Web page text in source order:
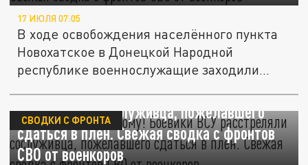
17 ИЮЛЯ 07:05
В ходе освобождения населённого пункта
Новохатское в Донецкой Народной
республике военнослужащие заходили...
Не доставайся никому! Боевики ВСУ
расстреляли сослуживца, пожелавшего
сдаться в плен. Свежая сводка с фронтов
СВО от военкоров
СВОДКИ С ФРОНТА